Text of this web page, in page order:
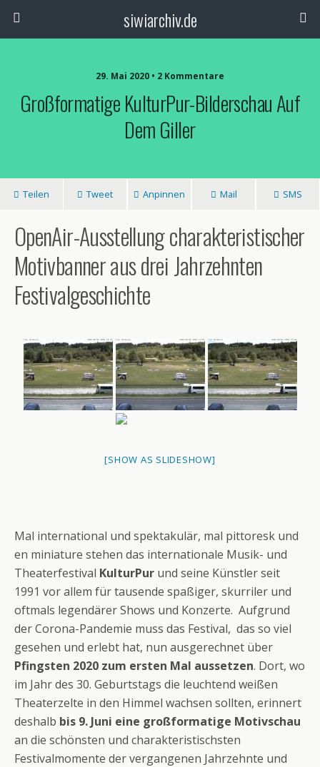
siwiarchiv.de
29. Mai 2020 • 2 Kommentare
Großformatige KulturPur-Bilderschau Auf
Dem Giller
Teilen Tweet Anpinnen Mail SMS
OpenAir-Ausstellung charakteristischer
Motivbanner aus drei Jahrzehnten
Festivalgeschichte
[SHOW AS SLIDESHOW]
Mal international und spektakulär, mal pittoresk und
en miniature stehen das internationale Musik- und
Theaterfestival KulturPur und seine Künstler seit
1991 vor allem für tausende spaßiger, skurriler und
oftmals legendärer Shows und Konzerte. Aufgrund
der Corona-Pandemie muss das Festival, das so viel
gesehen und erlebt hat, nun ausgerechnet über
Pfingsten 2020 zum ersten Mal aussetzen. Dort, wo
im Jahr des 30. Geburtstags die leuchtend weißen
Theaterzelte in den Himmel wachsen sollten, erinnert
deshalb bis 9. Juni eine großformatige Motivschau
an die schönsten und charakteristischsten
Festivalmomente der vergangenen Jahrzehnte und